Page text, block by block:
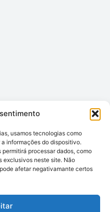
usamos tecnologias como
informações do dispositivo.
processar dados, como
exclusivos neste site. Não
afetar negativamante certos